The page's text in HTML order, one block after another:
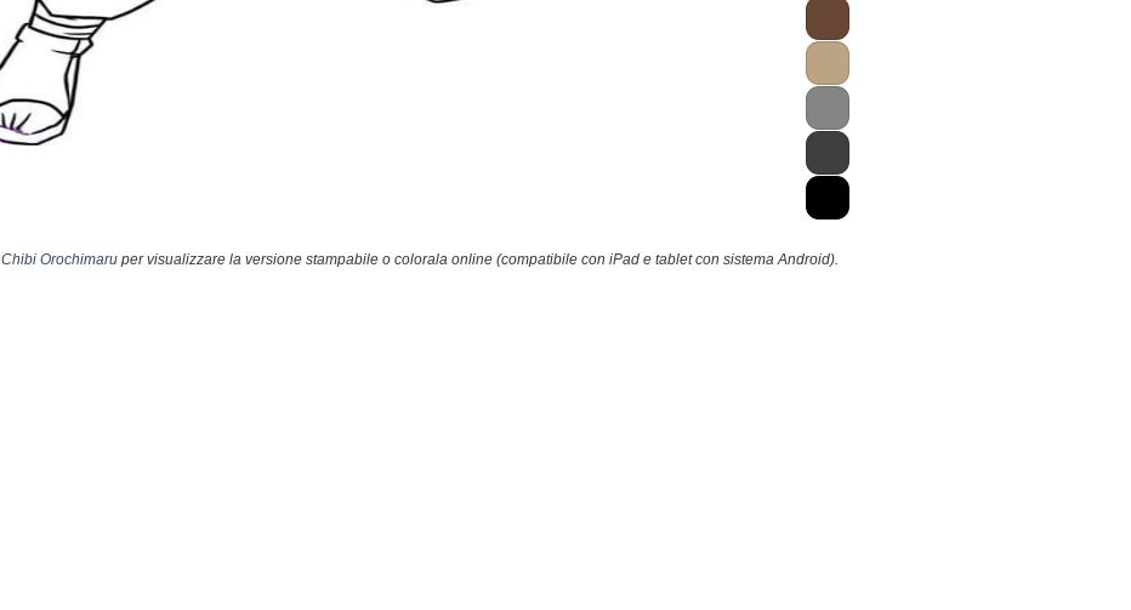
Chibi Orochimaruper visualizzare la versione stampabile o colorala online (compatibile con iPad e tablet con sistema Android).